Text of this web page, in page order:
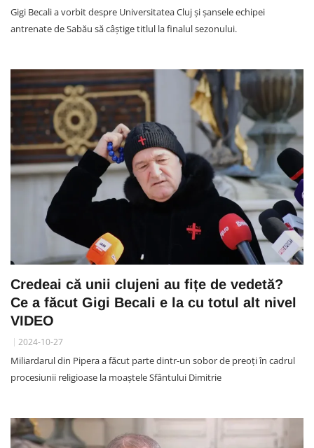
Gigi Becali a vorbit despre Universitatea Cluj și șansele echipei
antrenate de Sabău să câștige titlul la finalul sezonului.
Credeai că unii clujeni au fițe de vedetă?
Ce a făcut Gigi Becali e la cu totul alt nivel
VIDEO
2024-10-27
Miliardarul din Pipera a făcut parte dintr-un sobor de preoți în cadrul
procesiunii religioase la moaștele Sfântului Dimitrie